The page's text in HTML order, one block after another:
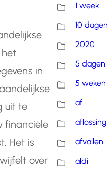
in
uit te
financiële
Het is
over
1 week
10 dagen
2020
5 dagen
5 weken
af
aflossing
afvallen
aldi